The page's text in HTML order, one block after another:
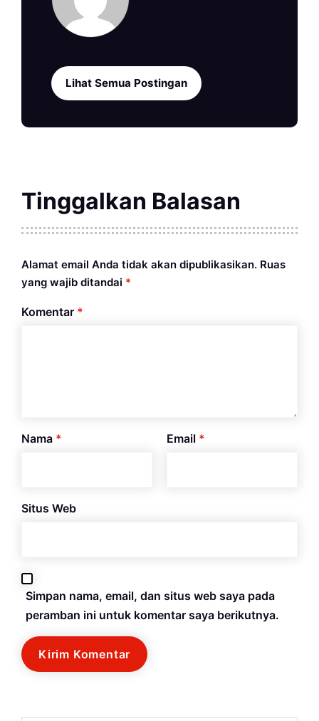
Lihat Semua Postingan
Tinggalkan Balasan
Alamat email Anda tidak akan dipublikasikan. Ruas
yang wajib ditandai *
Komentar *
Nama * Email *
Situs Web
Simpan nama, email, dan situs web saya pada
peramban ini untuk komentar saya berikutnya.